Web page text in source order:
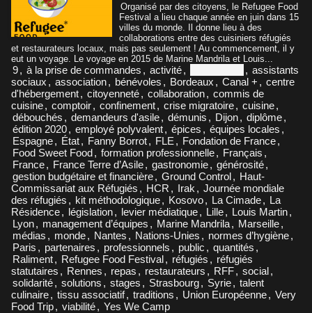
Organisé par des citoyens, le Refugee Food
Festival a lieu chaque année en juin dans 15
villes du monde. Il donne lieu à des
collaborations entre des cuisiniers réfugiés
et restaurateurs locaux, mais pas seulement ! Au commencement, il y
eut un voyage. Le voyage en 2015 de Marine Mandrila et Louis...
9, à la prise de commandes , activité, , assistants
sociaux , association, bénévoles , Bordeaux , Canal + , centre
d'hébergement, citoyenneté, collaboration, commis de
cuisine, comptoir, confinement, crise migratoire, cuisine,
débouchés , demandeurs d'asile, démunis , Dijon, diplôme,
édition 2020, employé polyvalent, épices , équipes locales ,
Espagne, État, Fanny Borrot, FLE , Fondation de France,
Food Sweet Food, formation professionnelle, Français ,
France, France Terre d’Asile, gastronomie, générosité,
gestion budgétaire et financière, Ground Control, Haut-
Commissariat aux Réfugiés , HCR , Irak , Journée mondiale
des réfugiés , kit méthodologique, Kosovo, La Cimade, La
Résidence, législation, levier médiatique, Lille, Louis Martin,
Lyon, management d’équipes , Marine Mandrila, Marseille,
médias , monde, Nantes , Nations-Unies , normes d’hygiène,
Paris , partenaires , professionnels , public , quantités ,
Raliment, Refugee Food Festival, réfugiés , réfugiés
statutaires , Rennes , repas , restaurateurs , RFF, social,
solidarité, solutions , stages , Strasbourg, Syrie, talent
culinaire, tissu associatif, traditions , Union Européenne, Very
Food Trip, viabilité, Yes We Camp